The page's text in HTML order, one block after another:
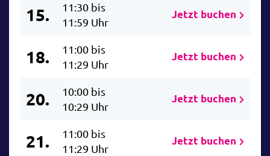
15.
11:30 bis
11:59 Uhr
Jetzt buchen
18.
11:00 bis
11:29 Uhr
Jetzt buchen
20.
10:00 bis
10:29 Uhr
Jetzt buchen
21.
11:00 bis
11:29 Uhr
Jetzt buchen